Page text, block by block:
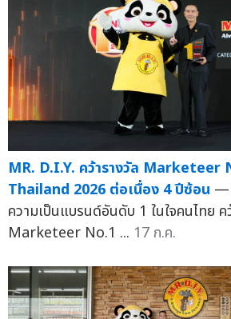
MR. D.I.Y. คว้ารางวัล Marketeer
Thailand 2026 ต่อเนื่อง 4 ปีซ้อน —
ความเป็นแบรนด์อันดับ 1 ในใจคนไทย ค
Marketeer No.1 ... 17 ก.ค.